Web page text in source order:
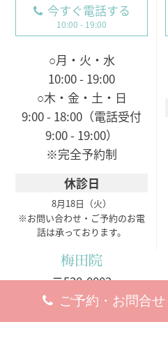
今すぐ電話する
10:00 - 19:00
○月・火・水
10:00 - 19:00
○木・金・土・日
9:00 - 18:00（電話受付
9:00 - 19:00）
※完全予約制
休診日
8月18日（火）
※お問い合わせ・ご予約のお電
話は承っております。
梅田院
〒530-0002
大阪市北区曽根崎新地1-
8-19